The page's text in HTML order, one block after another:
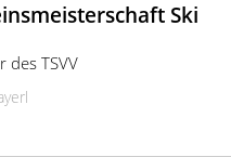
Ski
des TSVV